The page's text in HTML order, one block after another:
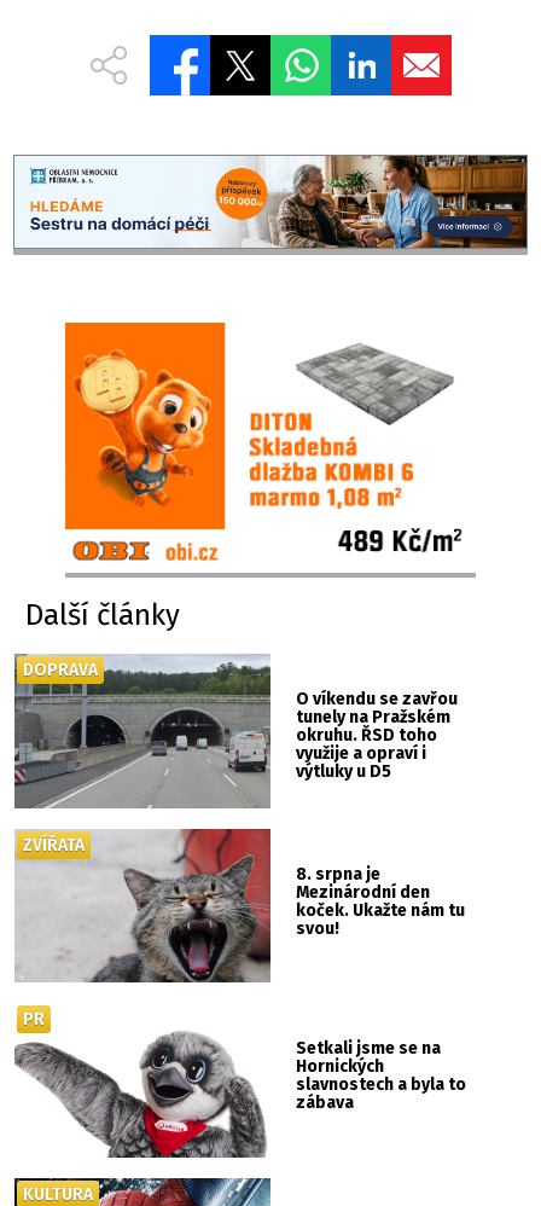
Další články
O víkendu se zavřou
tunely na Pražském
okruhu. ŘSD toho
využije a opraví i
výtluky u D5
DOPRAVA
8. srpna je
Mezinárodní den
koček. Ukažte nám tu
svou!
ZVÍŘATA
Setkali jsme se na
Hornických
slavnostech a byla to
zábava
PR
KULTURA